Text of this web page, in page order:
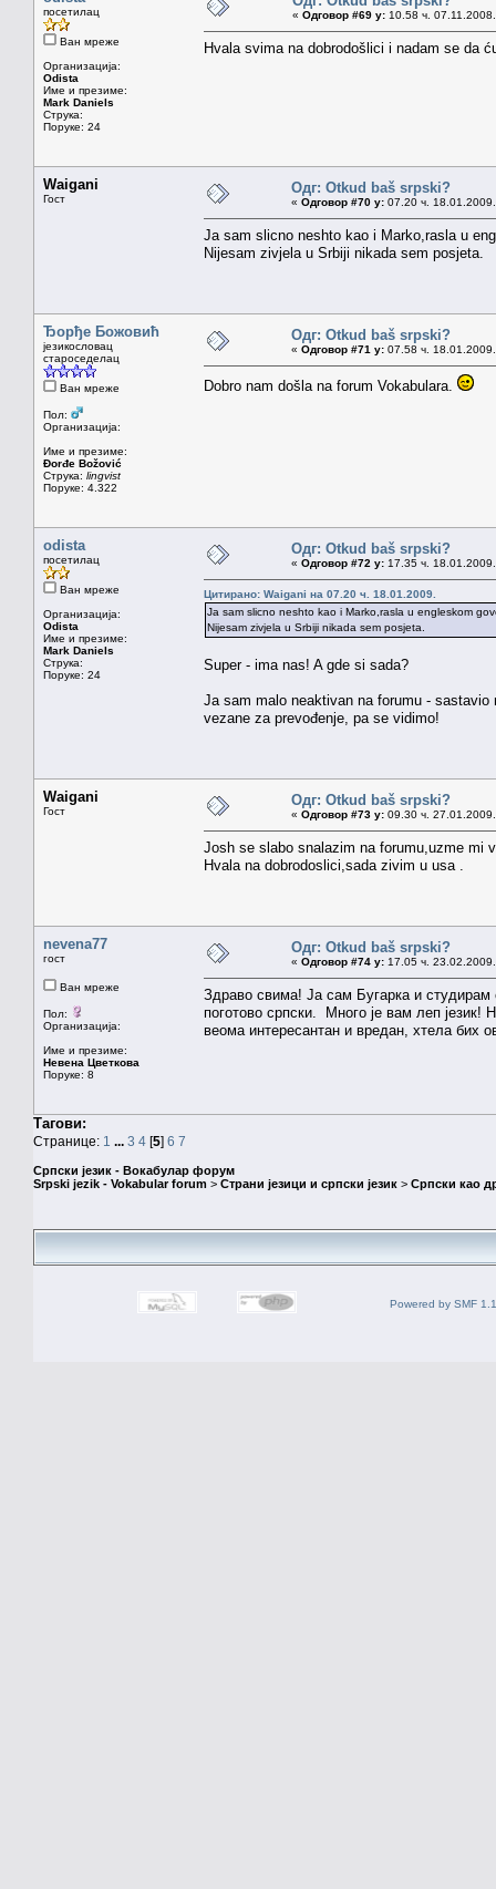
посетилац
Ван мреже
Организација:
Odista
Име и презиме:
Mark Daniels
Струка:
Поруке: 24
« Одговор #69 у: 10.58 ч.
Hvala svima na dobrodošlici i nadam se da
Waigani
Гост
Одг: Otkud baš srpski?
« Одговор #70 у: 07.20 ч.
Ja sam slicno neshto kao i Marko,rasla u
Nijesam zivjela u Srbiji nikada sem posjeta.
Ђорђе Божовић
језикословац
староседелац
Ван мреже
Пол:
Организација:
Име и презиме:
Đorđe Božović
Струка: lingvist
Поруке: 4.322
Одг: Otkud baš srpski?
« Одговор #71 у: 07.58 ч.
Dobro nam došla na forum Vokabulara.
odista
посетилац
Ван мреже
Организација:
Odista
Име и презиме:
Mark Daniels
Струка:
Поруке: 24
Одг: Otkud baš srpski?
« Одговор #72 у: 17.35 ч.
Цитирано: Waigani на 07.20 ч. 18.01.2009.
Ja sam slicno neshto kao i Marko,rasla u engleskom
Nijesam zivjela u Srbiji nikada sem posjeta.
Super - ima nas! A gde si sada?
Ja sam malo neaktivan na forumu -
vezane za prevođenje, pa se vidimo!
Waigani
Гост
Одг: Otkud baš srpski?
« Одговор #73 у: 09.30 ч.
Josh se slabo snalazim na forumu,uzme mi
Hvala na dobrodoslici,sada zivim u usa .
nevena77
гост
Ван мреже
Пол:
Организација:
Име и презиме:
Невена Цветкова
Поруке: 8
Одг: Otkud baš srpski?
« Одговор #74 у: 17.05 ч.
Здраво свима! Ја сам Бугарка и студирам
поготово српски. Много је вам леп
веома интересантан и вредан, хтела бих
Тагови:
Странице: 1 ... 3 4 [5] 6 7
Српски језик - Вокабулар форум
Srpski jezik - Vokabular forum > Страни језици и српски језик > Српски као
Powered by SMF